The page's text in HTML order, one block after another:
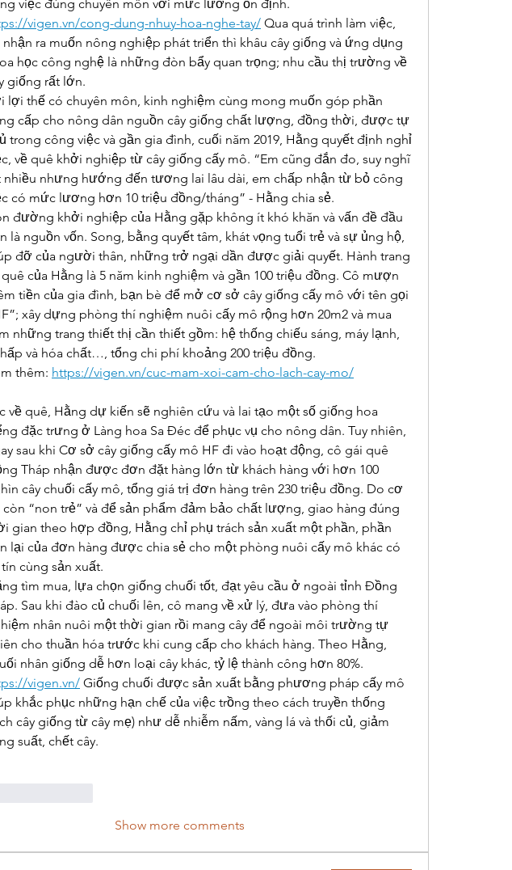
vigen.vn/cong-dung-nhuy-hoa-nghe-tay/ Qua quá trình làm việc,
nhận ra muốn nông nghiệp phát triển thì khâu cây giống và ứng dụng
học công nghệ là những đòn bẩy quan trọng; nhu cầu thị trường về
giống rất lớn.
lợi thế có chuyên môn, kinh nghiệm cùng mong muốn góp phần
cấp cho nông dân nguồn cây giống chất lượng, đồng thời, được tự
trong công việc và gần gia đình, cuối năm 2019, Hằng quyết định nghỉ
về quê khởi nghiệp từ cây giống cấy mô. “Em cũng đắn đo, suy nghĩ
nhiều nhưng hướng đến tương lai lâu dài, em chấp nhận từ bỏ công
có mức lương hơn 10 triệu đồng/tháng” - Hằng chia sẻ.
đường khởi nghiệp của Hằng gặp không ít khó khăn và vấn đề đầu
là nguồn vốn. Song, bằng quyết tâm, khát vọng tuổi trẻ và sự ủng hộ,
đỡ của người thân, những trở ngại dần được giải quyết. Hành trang
quê của Hằng là 5 năm kinh nghiệm và gần 100 triệu đồng. Cô mượn
tiền của gia đình, bạn bè để mở cơ sở cây giống cấy mô với tên gọi
xây dựng phòng thí nghiệm nuôi cấy mô rộng hơn 20m2 và mua
những trang thiết thị cần thiết gồm: hệ thống chiếu sáng, máy lạnh,
và hóa chất…, tổng chi phí khoảng 200 triệu đồng.
thêm: https://vigen.vn/cuc-mam-xoi-cam-cho-lach-cay-mo/
về quê, Hằng dự kiến sẽ nghiên cứu và lai tạo một số giống hoa
đặc trưng ở Làng hoa Sa Đéc để phục vụ cho nông dân. Tuy nhiên,
sau khi Cơ sở cây giống cấy mô HF đi vào hoạt động, cô gái quê
Tháp nhận được đơn đặt hàng lớn từ khách hàng với hơn 100
cây chuối cấy mô, tổng giá trị đơn hàng trên 230 triệu đồng. Do cơ
còn “non trẻ” và để sản phẩm đảm bảo chất lượng, giao hàng đúng
gian theo hợp đồng, Hằng chỉ phụ trách sản xuất một phần, phần
lại của đơn hàng được chia sẻ cho một phòng nuôi cấy mô khác có
tín cùng sản xuất.
tìm mua, lựa chọn giống chuối tốt, đạt yêu cầu ở ngoài tỉnh Đồng
Sau khi đào củ chuối lên, cô mang về xử lý, đưa vào phòng thí
nhân nuôi một thời gian rồi mang cây để ngoài môi trường tự
cho thuần hóa trước khi cung cấp cho khách hàng. Theo Hằng,
vigen.vn/ Giống chuối được sản xuất bằng phương pháp cấy mô
khắc phục những hạn chế của việc trồng theo cách truyền thống
cây giống từ cây mẹ) như dễ nhiễm nấm, vàng lá và thối củ, giảm
suất, chết cây.
Show more comments